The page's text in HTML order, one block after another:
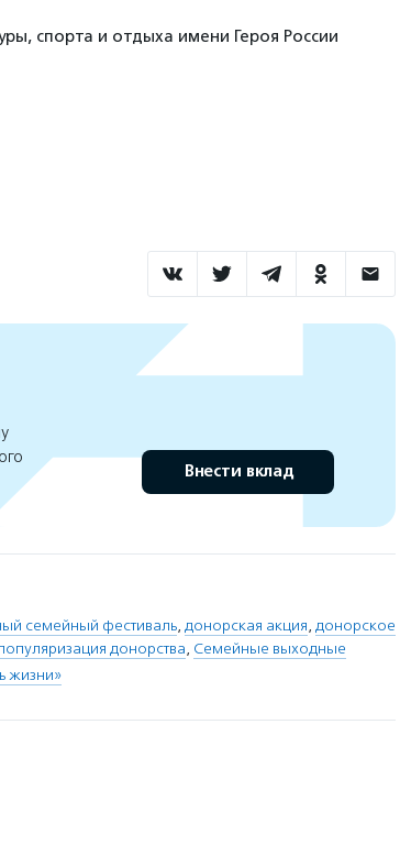
спорта и отдыха имени Героя России
Внести вклад
семейный фестиваль, донорская акция, донорское
донорства, Семейные выходные
жизни»